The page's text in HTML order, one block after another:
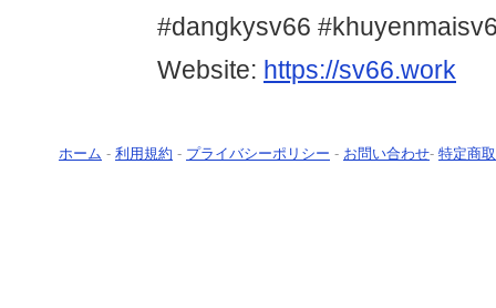
#dangkysv66
Website: https://sv66.work
ホーム - 利用規約 - プライバシーポリシー - お問い合わせ- 特定商